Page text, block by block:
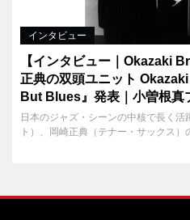
インタビュー
【インタビュー｜Okazaki
正典の双頭ユニット
But Blues』発表｜小曽根真
日本のジャズ・シーンの中核で長く
ト）、岡崎正典（テナー・サックス）